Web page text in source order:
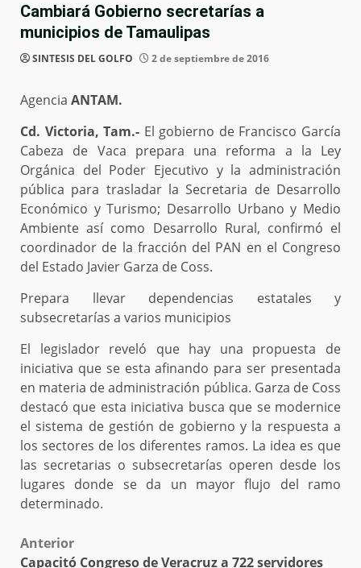
Cambiará Gobierno secretarías a
municipios de Tamaulipas
SINTESIS DEL GOLFO 2 de septiembre de 2016
Agencia ANTAM.
Cd. Victoria, Tam.- El gobierno de Francisco García
Cabeza de Vaca prepara una reforma a la Ley
Orgánica del Poder Ejecutivo y la administración
pública para trasladar la Secretaria de Desarrollo
Económico y Turismo; Desarrollo Urbano y Medio
Ambiente así como Desarrollo Rural, confirmó el
coordinador de la fracción del PAN en el Congreso
del Estado Javier Garza de Coss.
Prepara llevar dependencias estatales y
subsecretarías a varios municipios
El legislador reveló que hay una propuesta de
iniciativa que se esta afinando para ser presentada
en materia de administración pública. Garza de Coss
destacó que esta iniciativa busca que se modernice
el sistema de gestión de gobierno y la respuesta a
los sectores de los diferentes ramos. La idea es que
las secretarias o subsecretarías operen desde los
lugares donde se da un mayor flujo del ramo
determinado.
Post
Anterior
Capacitó Congreso de Veracruz a 722 servidores